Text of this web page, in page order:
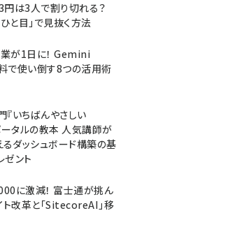
円は3人で割り切れる？
と目」で見抜く方法
が1日に！ Gemini
使い倒す8つの活用術
いちばんやさしい
タルの教本 人気講師が
ダッシュボード構築の基
ゼント
に激減！ 富士通が挑ん
改革と「SitecoreAI」移